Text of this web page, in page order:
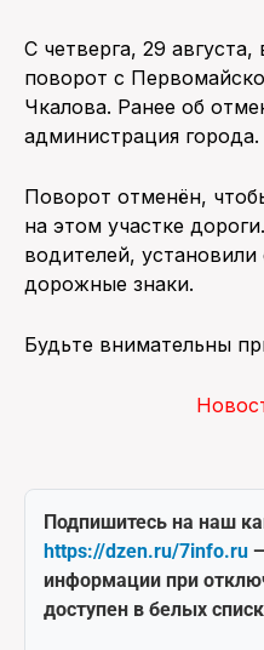
С четверга, 29
поворот с
Чкалова. Ранее об
администрация города.
Поворот отменён,
на этом участке
водителей,
дорожные знаки.
Будьте внимательны
Подпишитесь на наш
https://dzen.ru/7info.ru
информации при
доступен в белых